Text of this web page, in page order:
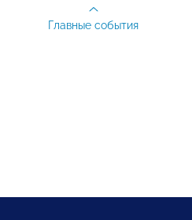
Главные события